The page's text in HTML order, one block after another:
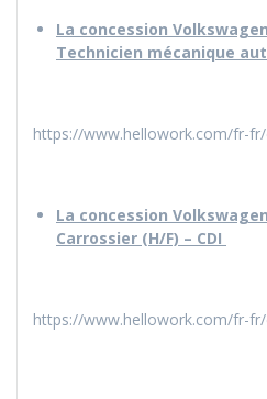
La concession
Technicien mécanique
https://www.hellowork.com/fr-
La concession
Carrossier (H/F) – CDI
https://www.hellowork.com/fr-